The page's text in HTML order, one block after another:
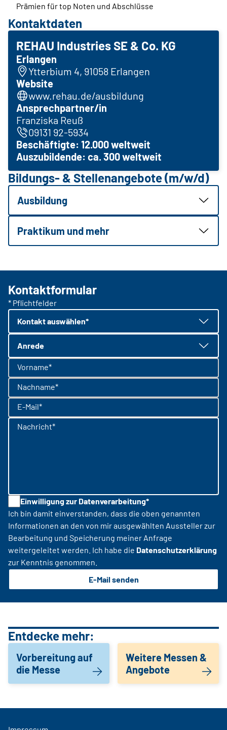
Prämien für top Noten und Abschlüsse
Kontaktdaten
REHAU Industries SE & Co. KG
Erlangen
Ytterbium 4, 91058 Erlangen
Website
www.rehau.de/ausbildung
Ansprechpartner/in
Franziska Reuß
09131 92-5934
Beschäftigte: 12.000 weltweit
Auszubildende: ca. 300 weltweit
Bildungs- & Stellenangebote (m/w/d)
Ausbildung
Praktikum und mehr
Kontaktformular
* Pflichtfelder
Kontakt auswählen*
Anrede
Vorname*
Nachname*
E-Mail*
Nachricht*
Einwilligung zur Datenverarbeitung*
Ich bin damit einverstanden, dass die oben genannten
Informationen an den von mir ausgewählten Aussteller zur
Bearbeitung und Speicherung meiner Anfrage
weitergeleitet werden. Ich habe die Datenschutzerklärung
zur Kenntnis genommen.
E-Mail senden
Entdecke mehr:
Vorbereitung auf
die Messe
Weitere Messen &
Angebote